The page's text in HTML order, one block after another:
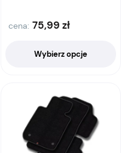
cena: 75,99 zł
Wybierz opcje